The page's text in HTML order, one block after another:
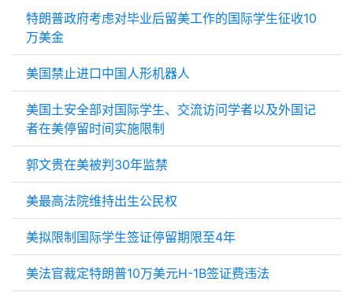
特朗普政府考虑对毕业后留美工作的国际学生征收10
万美金
美国禁止进口中国人形机器人
美国土安全部对国际学生、交流访问学者以及外国记
者在美停留时间实施限制
郭文贵在美被判30年监禁
美最高法院维持出生公民权
美拟限制国际学生签证停留期限至4年
美法官裁定特朗普10万美元H-1B签证费违法